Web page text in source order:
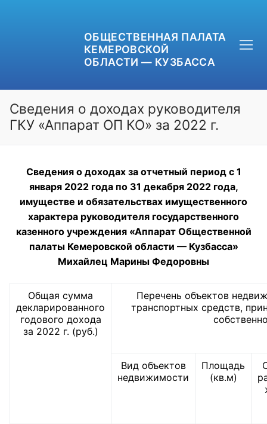
ОБЩЕСТВЕННАЯ ПАЛАТА
КЕМЕРОВСКОЙ
ОБЛАСТИ — КУЗБАССА
OPKO42@BK.RU
ОБРАТНАЯ СВЯЗЬ
Главная
Общественные советы
органах федеральных органов
исполнительной власти
Сведения о доходах руководителя
ГКУ «Аппарат ОП КО» за 2022 г.
Сведения о доходах за отчетный период с 1
января 2022 года по 31 декабря 2022 года,
имуществе и обязательствах имущественного
характера руководителя государственного
казенного учреждения «Аппарат Общественной
палаты Кемеровской области — Кузбасса»
Михайлец Марины Федоровны
Общая сумма
декларированного
годового дохода
за 2022 г. (руб.)
Перечень объектов
транспортных средств,
Вид объектов
недвижимости
Площадь
(кв.м)